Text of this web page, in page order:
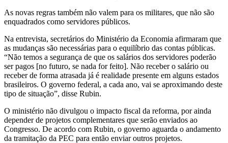
As novas regras também não valem para os militares, que não são
enquadrados como servidores públicos.
Na entrevista, secretários do Ministério da Economia afirmaram que
as mudanças são necessárias para o equilíbrio das contas públicas.
“Não temos a segurança de que os salários dos servidores poderão
ser pagos [no futuro, se nada for feito]. Não receber o salário ou
receber de forma atrasada já é realidade presente em alguns estados
brasileiros. O governo federal, a cada ano, vai se aproximando deste
tipo de situação”, disse Rubin.
O ministério não divulgou o impacto fiscal da reforma, por ainda
depender de projetos complementares que serão enviados ao
Congresso. De acordo com Rubin, o governo aguarda o andamento
da tramitação da PEC para então enviar outros projetos.